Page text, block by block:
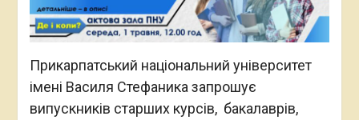
Прикарпатський національний університет
імені Василя Стефаника запрошує
випускників старших курсів, бакалаврів,